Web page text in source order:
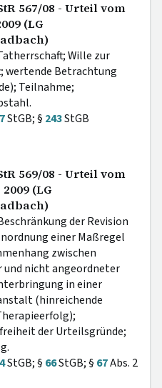
567/08 - Urteil vom
(LG
Wille zur
wertende Betrachtung
Teilnahme;
StGB; § 243StGB
569/08 - Urteil vom
(LG
der Revision
einer Maßregel
zwischen
und nicht angeordneter
in einer
(hinreichende
der Urteilsgründe;
StGB; § 66StGB; § 67Abs. 2